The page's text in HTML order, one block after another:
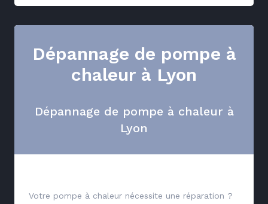
Dépannage de pompe à
chaleur à Lyon
Dépannage de pompe à chaleur à
Lyon
Votre pompe à chaleur nécessite une réparation ?